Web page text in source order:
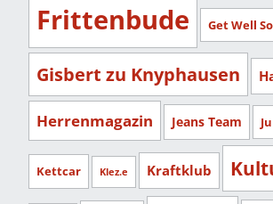
Frittenbude Get Well
Gisbert zu Knyphausen
Herrenmagazin Jeans Team
Kettcar Klez.e Kraftklub